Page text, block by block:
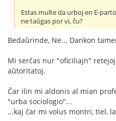
Estas multe da urboj en E-
ne taŭgas por vi, ĉu?
Bedaŭrinde, Ne... Dankon
Mi serĉas nur "oficiliajn"
aŭtoritatoj.
Ĉar ilin mi aldonis al mian
"urba sociologio"...
...kaj ĉar mi volus montri, tiel,